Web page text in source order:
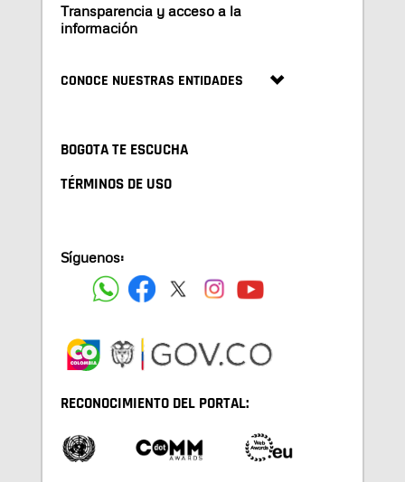
Transparencia y acceso a la
información
CONOCE NUESTRAS ENTIDADES
BOGOTA TE ESCUCHA
TÉRMINOS DE USO
Síguenos:
RECONOCIMIENTO DEL PORTAL: